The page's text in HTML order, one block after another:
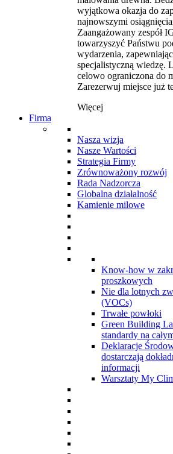
wyjątkowa okazja do
najnowszymi
Zaangażowany zespół
towarzyszyć Państwu
wydarzenia,
specjalistyczną wiedzę.
celowo ograniczona do
Zarezerwuj miejsce już
Więcej
Firma
Nasza wizja
Nasze Wartości
Strategia Firmy
Zrównoważony rozwój
Rada Nadzorcza
Globalna działalność
Kamienie milowe
Know-how w
proszkowych
Nie dla lotnych
(VOCs)
Trwałe powłoki
Green Building
standardy na
Deklaracje
dostarczają
informacji
Warsztaty My